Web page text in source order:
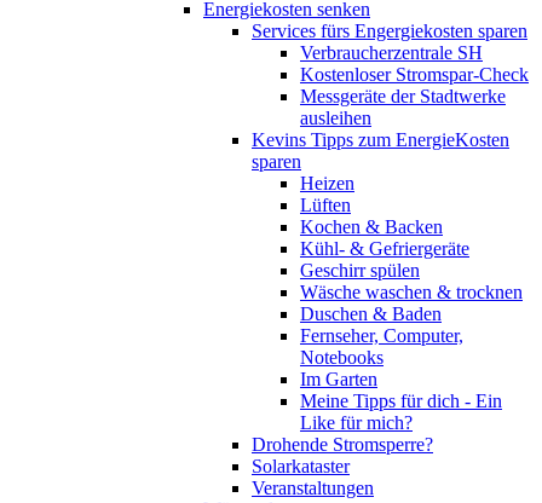
Energiekosten senken
Services fürs Engergiekosten sparen
Verbraucherzentrale SH
Kostenloser Stromspar-Check
Messgeräte der Stadtwerke
ausleihen
Kevins Tipps zum EnergieKosten
sparen
Heizen
Lüften
Kochen & Backen
Kühl- & Gefriergeräte
Geschirr spülen
Wäsche waschen & trocknen
Duschen & Baden
Fernseher, Computer,
Notebooks
Im Garten
Meine Tipps für dich - Ein
Like für mich?
Drohende Stromsperre?
Solarkataster
Veranstaltungen